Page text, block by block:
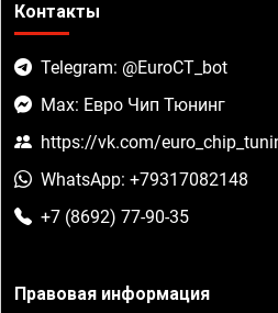
Контакты
Telegram: @EuroCT_bot
Max: Евро Чип Тюнинг
https://vk.com/
WhatsApp: +79317082148
+7 (8692) 77-90-35
Правовая информация